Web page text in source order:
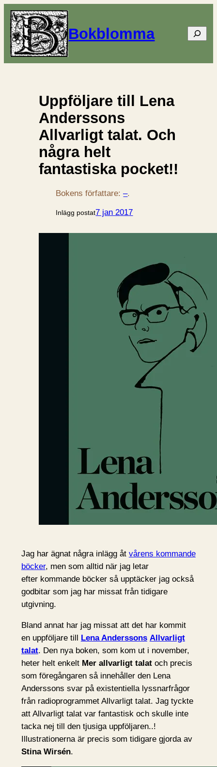
Bokblomma Sök
Uppföljare till Lena
Anderssons
Allvarligt talat. Och
några helt
fantastiska pocket!!
Bokens författare:–.
Inlägg postat7 jan 2017
Jag har ägnat några inlägg åt vårens kommande
böcker, men som alltid när jag letar
efter kommande böcker så upptäcker jag också
godbitar som jag har missat från tidigare
utgivning.
Bland annat har jag missat att det har kommit
en uppföljare till Lena Anderssons Allvarligt
talat. Den nya boken, som kom ut i november,
heter helt enkelt Mer allvarligt talatoch precis
som föregångaren så innehåller den Lena
Anderssons svar på existentiella lyssnarfrågor
från radioprogrammet Allvarligt talat. Jag tyckte
att Allvarligt talat var fantastisk och skulle inte
tacka nej till den tjusiga uppföljaren..!
Illustrationerna är precis som tidigare gjorda av
Stina Wirsén.